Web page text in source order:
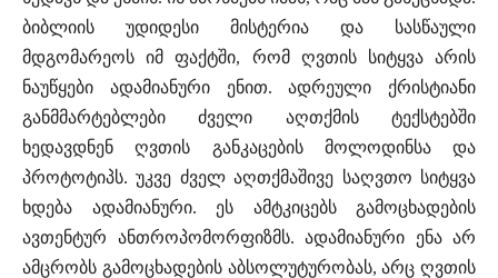
ბიბლიის უდიდესი მისტერია და სასწაული
მდგომარეოს იმ ფაქტში, რომ ღვთის სიტყვა არის
ნაუწყები ადამიანური ენით. ადრეული ქრისტიანი
განმმარტებლები ძველი აღთქმის ტექსტებში
ხედავდნენ ღვთის განკაცების მოლოდინსა და
პროტოტიპს. უკვე ძველ აღთქმაშივე საღვთო სიტყვა
ხდება ადამიანური. ეს ამტკიცებს გამოცხადების
ავთენტურ ანთროპომორფიზმს. ადამიანური ენა არ
ამცრობს გამოცხადების აბსოლუტურობას, არც ღვთის